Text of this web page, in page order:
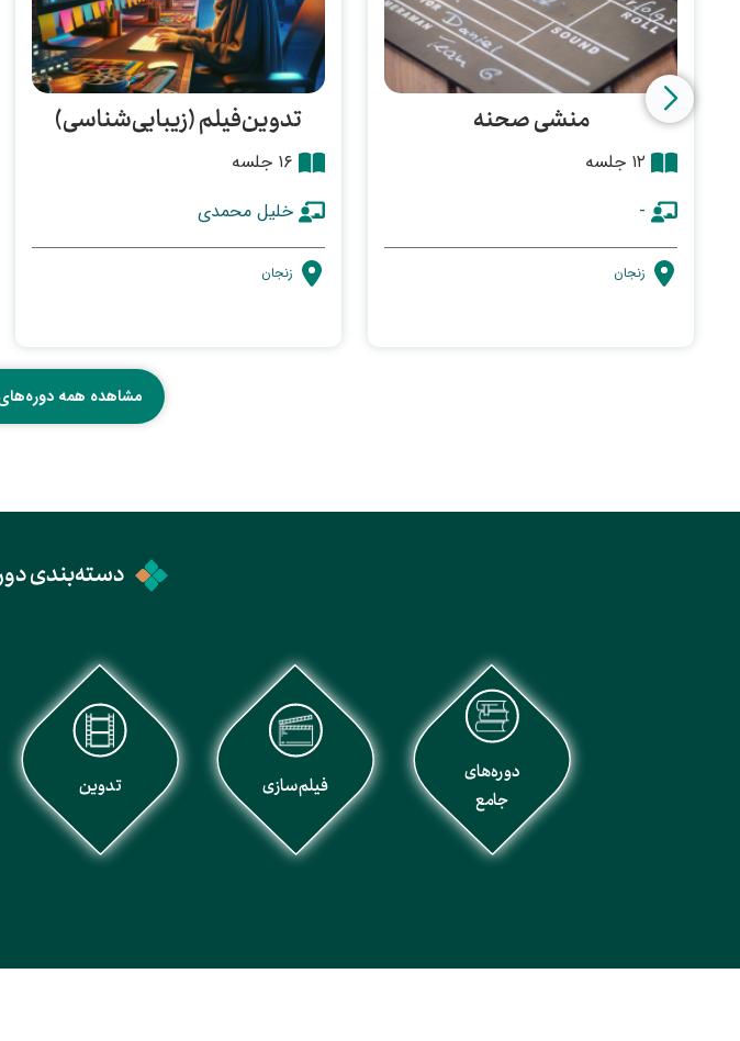
منشی صحنه
۱۲ جلسه
-
زنجان
تدوین‌فیلم (زیبایی‌شناسی)
۱۶ جلسه
خلیل محمدی
زنجان
مشاهده همه
دسته‌بندی
دوره‌های
جامع
فیلم‌سازی تدوین